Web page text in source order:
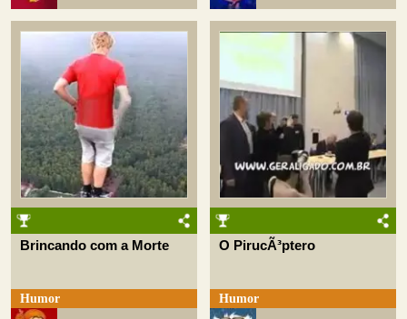
Brincando com a Morte
Humor
O PirucÃ³ptero
Humor